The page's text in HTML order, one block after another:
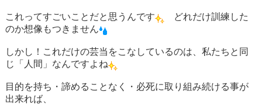
これってすごいことだと思うんです
どれだけ訓練した
のか想像もつきません
しかし！これだけの芸当をこなしているのは、私たちと同
じ「人間」なんですよね
目的を持ち・諦めることなく・必死に取り組み続ける事が
出来れば、